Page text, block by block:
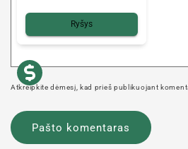
Komentaras*
Atkreipkite dėmesį, kad prieš publikuojant
Ryšys